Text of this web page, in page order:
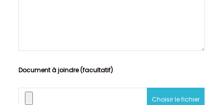
Document à joindre (facultatif)
Choisir le fichier